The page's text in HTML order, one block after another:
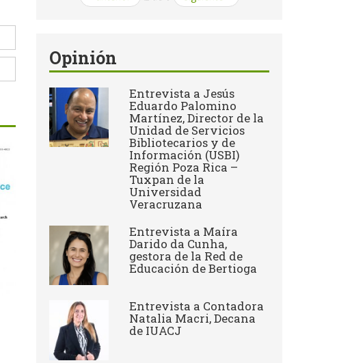
Opinión
Entrevista a Jesús
Eduardo Palomino
Martínez, Director de la
Unidad de Servicios
Bibliotecarios y de
Información (USBI)
Región Poza Rica –
Tuxpan de la
Universidad
Veracruzana
Entrevista a ​Maíra
Darido da Cunha,
gestora de la Red de
Educación de Bertioga
Entrevista a Contadora
Natalia Macri, Decana
de IUACJ